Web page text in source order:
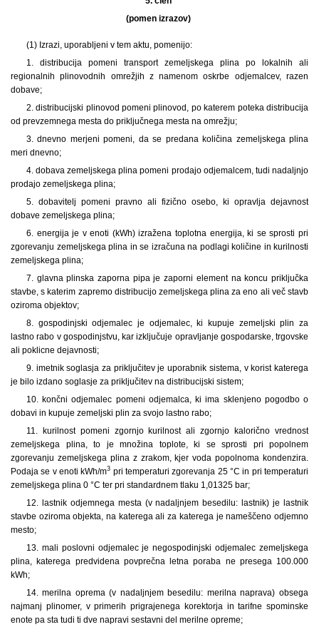
(pomen izrazov)
(1) Izrazi, uporabljeni v tem aktu, pomenijo:
1. distribucija pomeni transport zemeljskega plina po lokalnih ali
regionalnih plinovodnih omrežjih z namenom oskrbe odjemalcev, razen
dobave;
2. distribucijski plinovod pomeni plinovod, po katerem poteka distribucija
od prevzemnega mesta do priključnega mesta na omrežju;
3. dnevno merjeni pomeni, da se predana količina zemeljskega plina
meri dnevno;
4. dobava zemeljskega plina pomeni prodajo odjemalcem, tudi nadaljnjo
prodajo zemeljskega plina;
5. dobavitelj pomeni pravno ali fizično osebo, ki opravlja dejavnost
dobave zemeljskega plina;
6. energija je v enoti (kWh) izražena toplotna energija, ki se sprosti pri
zgorevanju zemeljskega plina in se izračuna na podlagi količine in kurilnosti
zemeljskega plina;
7. glavna plinska zaporna pipa je zaporni element na koncu priključka
stavbe, s katerim zapremo distribucijo zemeljskega plina za eno ali več stavb
oziroma objektov;
8. gospodinjski odjemalec je odjemalec, ki kupuje zemeljski plin za
lastno rabo v gospodinjstvu, kar izključuje opravljanje gospodarske, trgovske
ali poklicne dejavnosti;
9. imetnik soglasja za priključitev je uporabnik sistema, v korist katerega
je bilo izdano soglasje za priključitev na distribucijski sistem;
10. končni odjemalec pomeni odjemalca, ki ima sklenjeno pogodbo o
dobavi in kupuje zemeljski plin za svojo lastno rabo;
11. kurilnost pomeni zgornjo kurilnost ali zgornjo kalorično vrednost
zemeljskega plina, to je množina toplote, ki se sprosti pri popolnem
zgorevanju zemeljskega plina z zrakom, kjer voda popolnoma kondenzira.
Podaja se v enoti kWh/m3 pri temperaturi zgorevanja 25 °C in pri temperaturi
zemeljskega plina 0 °C ter pri standardnem tlaku 1,01325 bar;
12. lastnik odjemnega mesta (v nadaljnjem besedilu: lastnik) je lastnik
stavbe oziroma objekta, na katerega ali za katerega je nameščeno odjemno
mesto;
13. mali poslovni odjemalec je negospodinjski odjemalec zemeljskega
plina, katerega predvidena povprečna letna poraba ne presega 100.000
kWh;
14. merilna oprema (v nadaljnjem besedilu: merilna naprava) obsega
najmanj plinomer, v primerih prigrajenega korektorja in tarifne spominske
enote pa sta tudi ti dve napravi sestavni del merilne opreme;